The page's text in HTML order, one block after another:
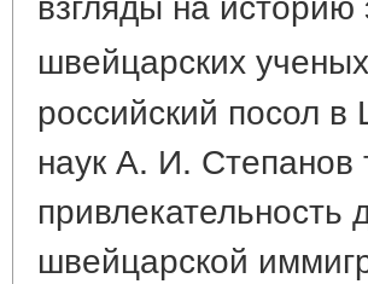
швейцарских
российский посол
наук А. И. Степанов
швейцарской